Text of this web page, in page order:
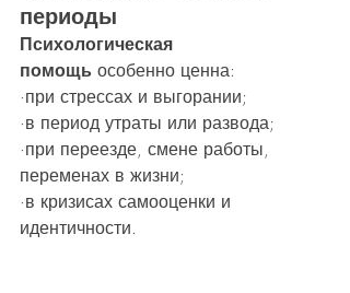
периоды
Психологическая
помощь особенно ценна:
·при стрессах и выгорании;
·в период утраты или развода;
·при переезде, смене работы,
переменах в жизни;
·в кризисах самооценки и
идентичности.